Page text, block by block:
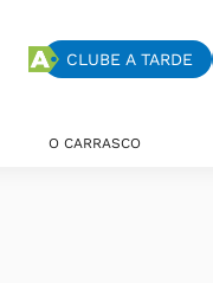
CLUBE A TARDE
O CARRASCO